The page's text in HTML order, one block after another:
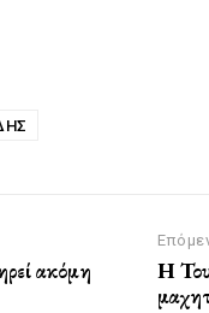
ακόμη
Η